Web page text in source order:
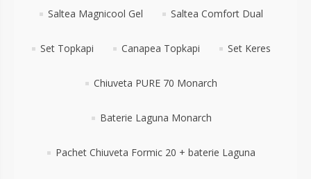
Saltea Magnicool Gel Saltea Comfort Dual
Set Topkapi Canapea Topkapi Set Keres
Chiuveta PURE 70 Monarch
Baterie Laguna Monarch
Pachet Chiuveta Formic 20 + baterie Laguna